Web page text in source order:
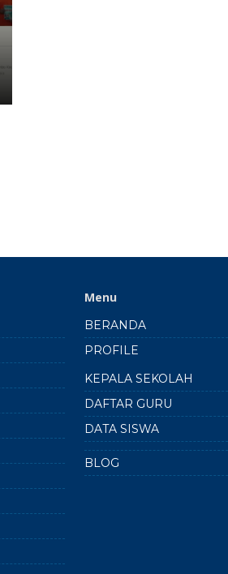
Menu
BERANDA
PROFILE
KEPALA SEKOLAH
DAFTAR GURU
DATA SISWA
BLOG